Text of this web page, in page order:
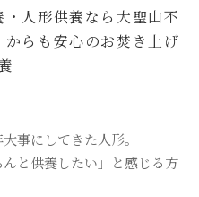
・人形供養なら大聖山不
らも安心のお焚き上げ
事にしてきた人形。
んと供養したい」と感じる方